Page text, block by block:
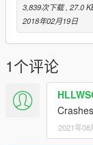
3,839次下载 , 27.0
2018年02月19日
1个评论
2021年08